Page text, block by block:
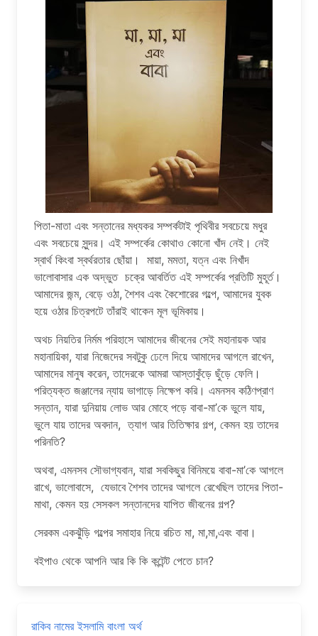
পিতা-মাতা এবং সন্তানের মধ্যকর সম্পর্কটাই পৃথিবীর সবচেয়ে মধুর
এবং সবচেয়ে সুন্দর। এই সম্পর্কের কোথাও কোনো খাঁদ নেই। নেই
স্বার্থ কিংবা স্বর্থরতার ছোঁয়া। মায়া, মমতা, যত্ন এবং নিখাঁদ
ভালোবাসার এক অদ্ভুত চক্রে আবর্তিত এই সম্পর্কের প্রতিটি মুহূর্ত।
আমাদের জন্ম, বেড়ে ওঠা, শৈশব এবং কৈশোরের গল্পে, আমাদের যুবক
হয়ে ওঠার চিত্রপটে তাঁরাই থাকেন মূল ভূমিকায়।
অথচ নিয়তির নির্মম পরিহাসে আমাদের জীবনের সেই মহানায়ক আর
মহানায়িকা, যারা নিজেদের সবটুকু ঢেলে দিয়ে আমাদের আগলে রাখেন,
আমাদের মানুষ করেন, তাদেরকে আমরা আস্তাকুঁড়ে ছুঁড়ে ফেলি।
পরিত্যক্ত জঞ্জালের ন্যায় ভাগাড়ে নিক্ষেপ করি। এমনসব কঠিণপ্রাণ
সন্তান, যারা দুনিয়ায় লোভ আর মোহে পড়ে বাবা-মা’কে ভুলে যায়,
ভুলে যায় তাদের অবদান, ত্যাগ আর তিতিক্ষার গল্প, কেমন হয় তাদের
পরিনতি?
অথবা, এমনসব সৌভাগ্যবান, যারা সবকিছুর বিনিময়ে বাবা-মা’কে আগলে
রাখে, ভালোবাসে, যেভাবে শৈশব তাদের আগলে রেখেছিল তাদের পিতা-
মাথা, কেমন হয় সেসকল সন্তানদের যাপিত জীবনের গল্প?
সেরকম একঝুঁড়ি গল্পের সমাহার নিয়ে রচিত মা, মা,মা,এবং বাবা।
বইপাও থেকে আপনি আর কি কি কন্টেন্ট পেতে চান?
রাকিব নামের ইসলামি বাংলা অর্থ